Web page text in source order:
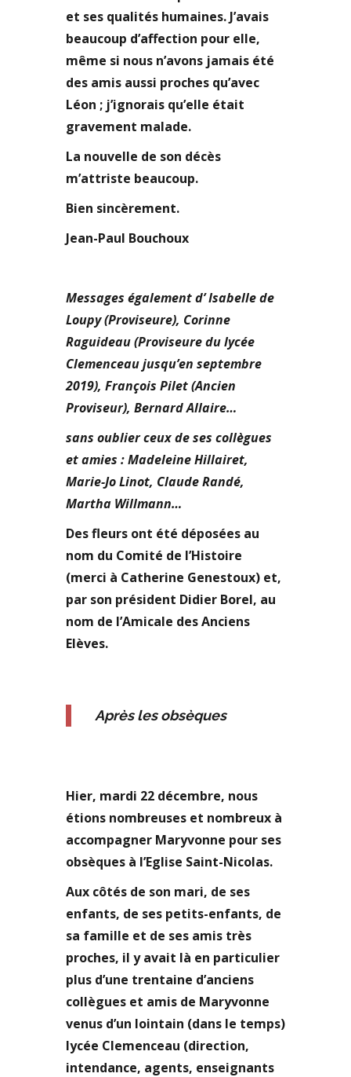
et ses qualités humaines. J’avais
beaucoup d’affection pour elle,
même si nous n’avons jamais été
des amis aussi proches qu’avec
Léon ; j’ignorais qu’elle était
gravement malade.
La nouvelle de son décès
m’attriste beaucoup.
Bien sincèrement.
Jean-Paul Bouchoux
Messages également d’ Isabelle de
Loupy (Proviseure), Corinne
Raguideau (Proviseure du lycée
Clemenceau jusqu’en septembre
2019), François Pilet (Ancien
Proviseur), Bernard Allaire…
sans oublier ceux de ses collègues
et amies : Madeleine Hillairet,
Marie-Jo Linot, Claude Randé,
Martha Willmann…
Des fleurs ont été déposées au
nom du Comité de l’Histoire
(merci à Catherine Genestoux) et,
par son président Didier Borel, au
nom de l’Amicale des Anciens
Elèves.
Après les obsèques
Hier, mardi 22 décembre, nous
étions nombreuses et nombreux à
accompagner Maryvonne pour ses
obsèques à l’Eglise Saint-Nicolas.
Aux côtés de son mari, de ses
enfants, de ses petits-enfants, de
sa famille et de ses amis très
proches, il y avait là en particulier
plus d’une trentaine d’anciens
collègues et amis de Maryvonne
venus d’un lointain (dans le temps)
lycée Clemenceau (direction,
intendance, agents, enseignants